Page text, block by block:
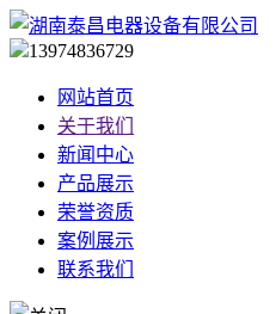
13974836729
网站首页
关于我们
新闻中心
产品展示
荣誉资质
案例展示
联系我们